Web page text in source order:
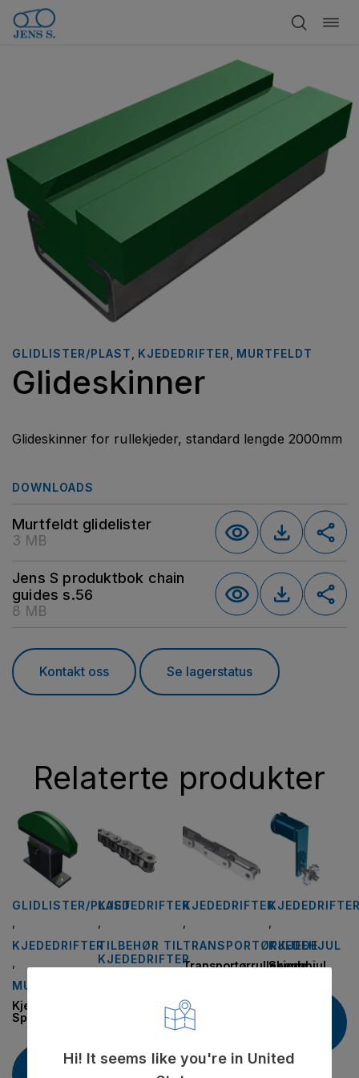
Hopp
Bytt
GLIDLISTER/PLAST KJEDEDRIFTER MURTFELDT
Glideskinner
Glideskinner for rullekjeder, standard lengde 2000mm
DOWNLOADS
Murtfeldt glidelister
3 MB
Jens S produktbok chain
guides s.56
8 MB
Kontakt oss Se lagerstatus
Relaterte produkter
GLIDLISTER/PLAST
KJEDEDRIFTER
MURTFELDT
Kjedespenner
Spannbox
KJEDEDRIFTER
TILBEHØR TIL
KJEDEDRIFTER
mer
KJEDEDRIFTER
TRANSPORTØRKJEDE
Transportørrullekjede
KJEDEHJUL
Spennhjul
Hi! It seems like you're in United